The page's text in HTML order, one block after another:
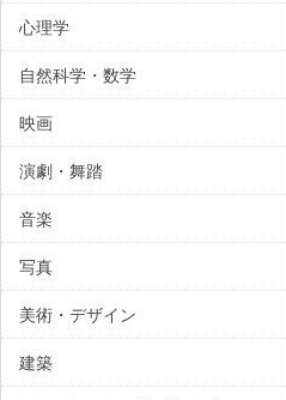
心理学
自然科学・数学
映画
演劇・舞踏
音楽
写真
美術・デザイン
建築